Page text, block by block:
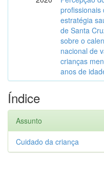
profissionais
estratégia
de Santa
sobre o
nacional de
crianças
anos de
Índice
Assunto
Cuidado da criança